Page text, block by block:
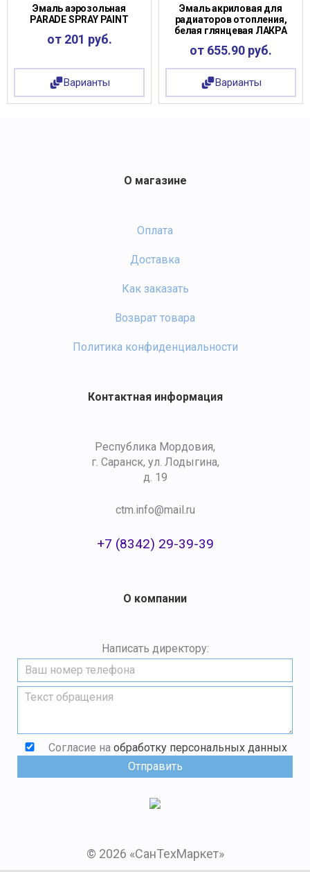
Эмаль аэрозольная
PARADE SPRAY PAINT
от 201 руб.
Варианты
Эмаль акриловая для
радиаторов отопления,
белая глянцевая ЛАКРА
от 655.90 руб.
Варианты
© 2026 «СанТехМаркет»
О магазине
Оплата
Доставка
Как заказать
Возврат товара
Политика конфиденциальности
О компании
Написать директору:
Согласие на обработку персональных данных
Контактная информация
Республика Мордовия,
г. Саранск, ул. Лодыгина,
д. 19
ctm.info@mail.ru
+7 (8342) 29-39-39